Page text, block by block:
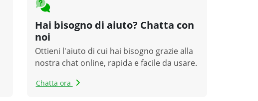
Hai bisogno di aiuto? Chatta con
noi
Ottieni l'aiuto di cui hai bisogno grazie alla
nostra chat online, rapida e facile da usare.
Chatta ora